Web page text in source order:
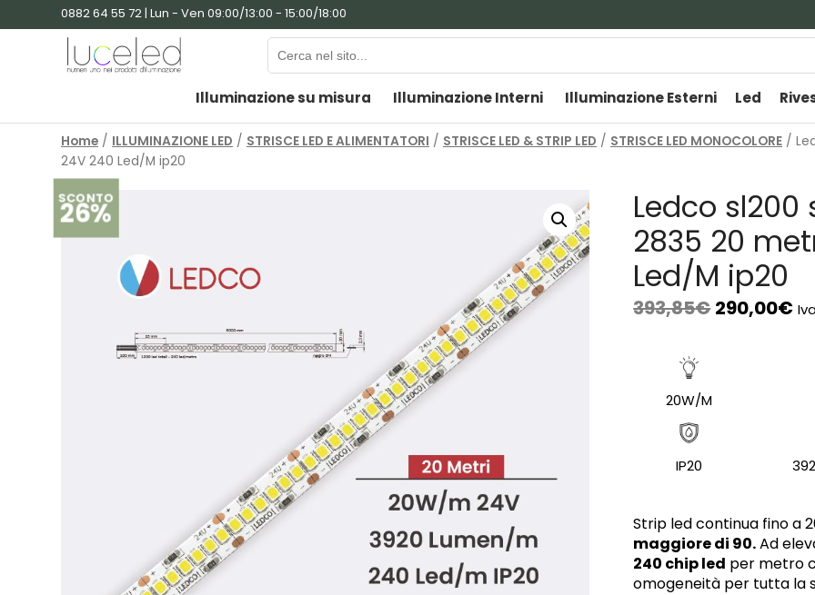
0882 64 55 72 | Lun - Ven 09:00/13:00 - 15:00/18:00
Illuminazione su misura Illuminazione Interni Illuminazione Esterni Led
Home / ILLUMINAZIONE LED / STRISCE LED E ALIMENTATORI / STRISCE LED & STRIP LED / STRISCE LED MONOCOLORE /
24V 240 Led/M ip20
SCONTO
26%
Ledco
2835 20
Led/M ip20
393,85€ 290,00€
20W/M
IP20
Strip led continua fino a
maggiore di 90.Ad
240 chip led per metro
omogeneità per tutta la